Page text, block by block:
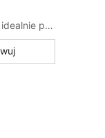
Ciesz się prostym, ale dopracowanym stylem, który idealnie pasuje do Twojego życia!